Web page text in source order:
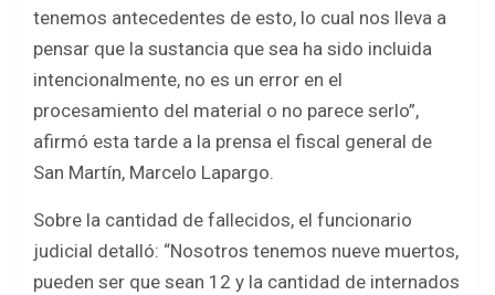
tenemos antecedentes de esto, lo cual nos lleva a
pensar que la sustancia que sea ha sido incluida
intencionalmente, no es un error en el
procesamiento del material o no parece serlo”,
afirmó esta tarde a la prensa el fiscal general de
San Martín, Marcelo Lapargo.
Sobre la cantidad de fallecidos, el funcionario
judicial detalló: “Nosotros tenemos nueve muertos,
pueden ser que sean 12 y la cantidad de internados